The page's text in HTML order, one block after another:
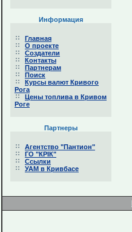
Информация
Главная
О проекте
Создатели
Контакты
Партнерам
Поиск
Курсы валют Кривого
Рога
Цены топлива в Кривом
Роге
Партнеры
Агентство "Пантион"
ГО "КРІК"
Ссылки
УАМ в Кривбасе